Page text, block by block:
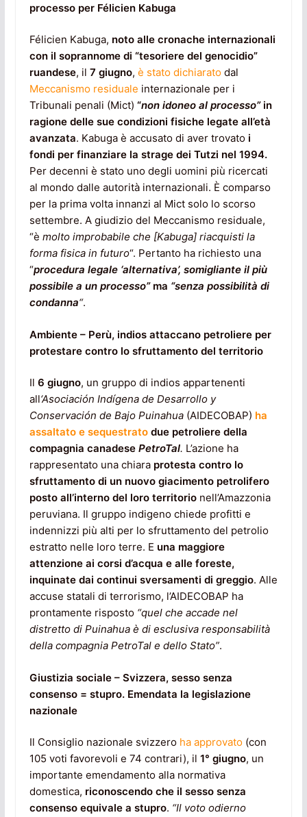
processo per Félicien Kabuga
Félicien Kabuga, noto alle cronache internazionali
con il soprannome di “tesoriere del genocidio”
ruandese, il 7 giugno, è stato dichiaratodal
Meccanismo residuale internazionale per i
Tribunali penali (Mict) “non idoneo al processo”in
ragione delle sue condizioni fisiche legate all’età
avanzata. Kabuga è accusato di aver trovato i
fondi per finanziare la strage dei Tutzi nel 1994.
Per decenni è stato uno degli uomini più ricercati
al mondo dalle autorità internazionali. È comparso
per la prima volta innanzi al Mict solo lo scorso
settembre. A giudizio del Meccanismo residuale,
“è molto improbabile che [Kabuga] riacquisti la
forma fisica in futuro“. Pertanto ha richiesto una
“procedura legale ‘alternativa’, somigliante il più
possibile a un processo”ma “senza possibilità di
condanna“.
Ambiente – Perù, indios attaccano petroliere per
protestare contro lo sfruttamento del territorio
Il 6 giugno, un gruppo di indios appartenenti
all‘Asociación Indígena de Desarrollo y
Conservación de Bajo Puinahua(AIDECOBAP) ha
assaltato e sequestratodue petroliere della
compagnia canadese PetroTal. L’azione ha
rappresentato una chiara protesta contro lo
sfruttamento di un nuovo giacimento petrolifero
posto all’interno del loro territorionell’Amazzonia
peruviana. Il gruppo indigeno chiede profitti e
indennizzi più alti per lo sfruttamento del petrolio
estratto nelle loro terre. E una maggiore
attenzione ai corsi d’acqua e alle foreste,
inquinate dai continui sversamenti di greggio. Alle
accuse statali di terrorismo, l’AIDECOBAP ha
prontamente risposto “quel che accade nel
distretto di Puinahua è di esclusiva responsabilità
della compagnia PetroTal e dello Stato”.
Giustizia sociale – Svizzera, sesso senza
consenso = stupro. Emendata la legislazione
nazionale
Il Consiglio nazionale svizzero ha approvato(con
105 voti favorevoli e 74 contrari), il 1° giugno, un
importante emendamento alla normativa
domestica, riconoscendo che il sesso senza
consenso equivale a stupro. “Il voto odierno